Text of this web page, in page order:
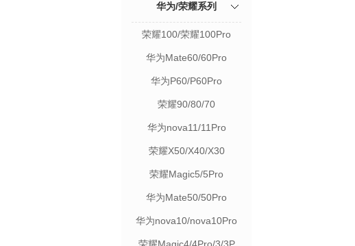
华为/荣耀系列
荣耀100/荣耀100Pro
华为Mate60/60Pro
华为P60/P60Pro
荣耀90/80/70
华为nova11/11Pro
荣耀X50/X40/X30
荣耀Magic5/5Pro
华为Mate50/50Pro
华为nova10/nova10Pro